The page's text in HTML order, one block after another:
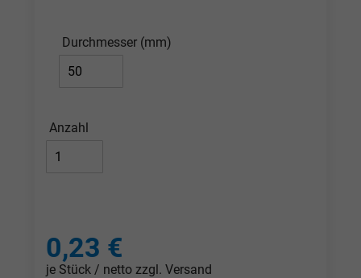
Durchmesser (mm)
Anzahl
0,23 €
je Stück / netto zzgl. Versand